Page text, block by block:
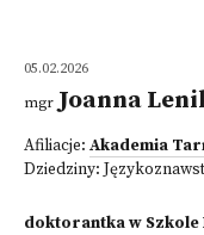
05.02.2026
mgr Joanna
Afiliacje: Akademia
Dziedziny:
doktorantka w Szkole